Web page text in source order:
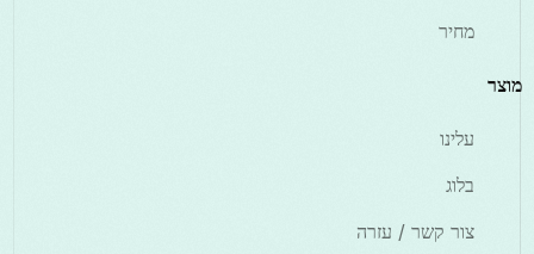
מחיר
מוצר
עלינו
בלוג
צור קשר / עזרה